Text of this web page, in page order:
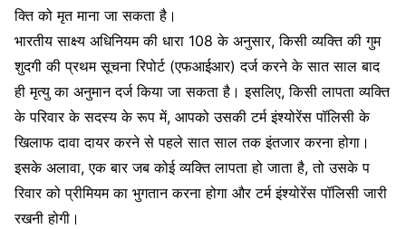
क्ति को मृत माना जा सकता है।
भारतीय साक्ष्य अधिनियम की धारा 108 के अनुसार, किसी व्यक्ति की गुम
शुदगी की प्रथम सूचना रिपोर्ट (एफआईआर) दर्ज करने के सात साल बाद
ही मृत्यु का अनुमान दर्ज किया जा सकता है। इसलिए, किसी लापता व्यक्ति
के परिवार के सदस्य के रूप में, आपको उसकी टर्म इंश्योरेंस पॉलिसी के
खिलाफ दावा दायर करने से पहले सात साल तक इंतजार करना होगा।
इसके अलावा, एक बार जब कोई व्यक्ति लापता हो जाता है, तो उसके प
रिवार को प्रीमियम का भुगतान करना होगा और टर्म इंश्योरेंस पॉलिसी जारी
रखनी होगी।